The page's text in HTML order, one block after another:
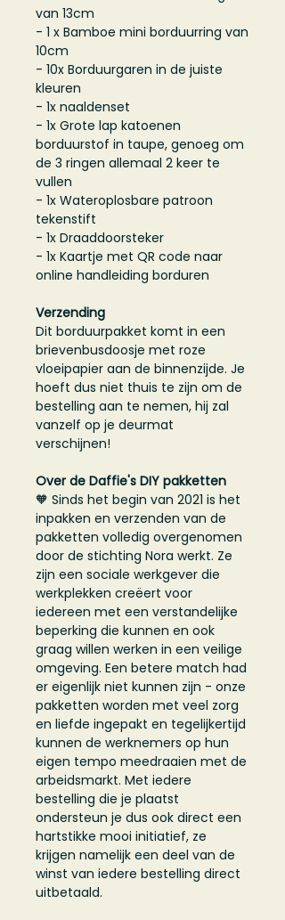
van 13cm
- 1 x Bamboe mini borduurring van
10cm
- 10x Borduurgaren in de juiste
kleuren
- 1x naaldenset
- 1x Grote lap katoenen
borduurstof in taupe, genoeg om
de 3 ringen allemaal 2 keer te
vullen
- 1x Wateroplosbare patroon
tekenstift
- 1x Draaddoorsteker
- 1x Kaartje met QR code naar
online handleiding borduren
Verzending
Dit borduurpakket komt in een
brievenbusdoosje met roze
vloeipapier aan de binnenzijde. Je
hoeft dus niet thuis te zijn om de
bestelling aan te nemen, hij zal
vanzelf op je deurmat
verschijnen!
Over de Daffie's DIY pakketten
🧡 Sinds het begin van 2021 is het
inpakken en verzenden van de
pakketten volledig overgenomen
door de stichting Nora werkt. Ze
zijn een sociale werkgever die
werkplekken creëert voor
iedereen met een verstandelijke
beperking die kunnen en ook
graag willen werken in een veilige
omgeving. Een betere match had
er eigenlijk niet kunnen zijn - onze
pakketten worden met veel zorg
en liefde ingepakt en tegelijkertijd
kunnen de werknemers op hun
eigen tempo meedraaien met de
arbeidsmarkt. Met iedere
bestelling die je plaatst
ondersteun je dus ook direct een
hartstikke mooi initiatief, ze
krijgen namelijk een deel van de
winst van iedere bestelling direct
uitbetaald.